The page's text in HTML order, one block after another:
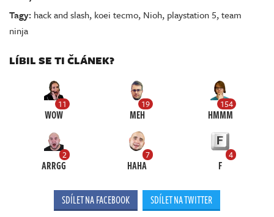
Tagy: hack and slash, koei tecmo, Nioh, playstation 5,team
ninja
LÍBIL SE TI ČLÁNEK?
11
WOW
19
MEH
154
HMMM
2
ARRGG
7
HAHA
4
F
SDÍLET NA FACEBOOK SDÍLET NA TWITTER